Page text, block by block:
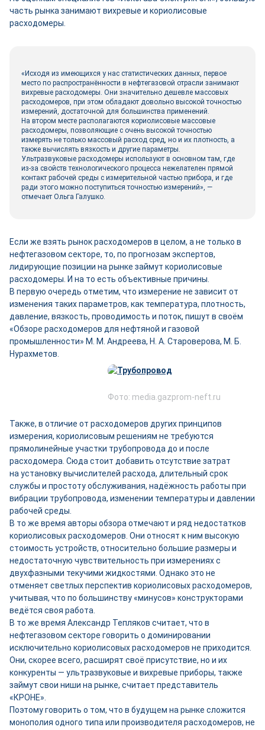
часть рынка занимают вихревые и кориолисовые
расходомеры.
«Исходя из имеющихся у нас статистических данных, первое
место по распространённости в нефтегазовой отрасли занимают
вихревые расходомеры. Они значительно дешевле массовых
расходомеров, при этом обладают довольно высокой точностью
измерений, достаточной для большинства применений.
На втором месте располагаются кориолисовые массовые
расходомеры, позволяющие с очень высокой точностью
измерять не только массовый расход сред, но и их плотность, а
также вычислять вязкость и другие параметры.
Ультразвуковые расходомеры используют в основном там, где
из-за свойств технологического процесса нежелателен прямой
контакт рабочей среды с измерительной частью прибора, и где
ради этого можно поступиться точностью измерений», —
отмечает Ольга Галушко.
Если же взять рынок расходомеров в целом, а не только в
нефтегазовом секторе, то, по прогнозам экспертов,
лидирующие позиции на рынке займут кориолисовые
расходомеры. И на то есть объективные причины.
В первую очередь отметим, что измерение не зависит от
изменения таких параметров, как температура, плотность,
давление, вязкость, проводимость и поток, пишут в своём
«Обзоре расходомеров для нефтяной и газовой
промышленности» М. М. Андреева, Н. А. Староверова, М. Б.
Нурахметов.
Фото: media.gazprom-neft.ru
Также, в отличие от расходомеров других принципов
измерения, кориолисовым решениям не требуются
прямолинейные участки трубопровода до и после
расходомера. Сюда стоит добавить отсутствие затрат
на установку вычислителей расхода, длительный срок
службы и простоту обслуживания, надёжность работы при
вибрации трубопровода, изменении температуры и давлении
рабочей среды.
В то же время авторы обзора отмечают и ряд недостатков
кориолисовых расходомеров. Они относят к ним высокую
стоимость устройств, относительно большие размеры и
недостаточную чувствительность при измерениях с
двухфазными текучими жидкостями. Однако это не
отменяет светлых перспектив кориолисовых расходомеров,
учитывая, что по большинству «минусов» конструкторами
ведётся своя работа.
В то же время Александр Тепляков считает, что в
нефтегазовом секторе говорить о доминировании
исключительно кориолисовых расходомеров не приходится.
Они, скорее всего, расширят своё присутствие, но и их
конкуренты — ультразвуковые и вихревые приборы, также
займут свои ниши на рынке, считает представитель
«КРОНЕ».
Поэтому говорить о том, что в будущем на рынке сложится
монополия одного типа или производителя расходомеров, не